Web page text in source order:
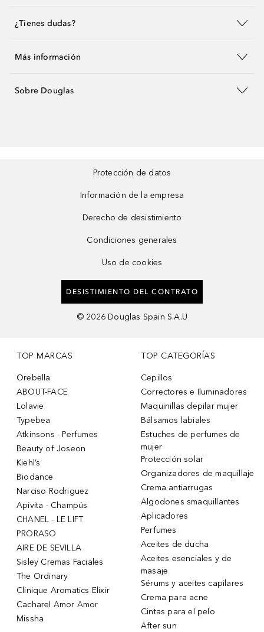
¿Tienes dudas?
Más información
Sobre Douglas
Protección de datos
Información de la empresa
Derecho de desistimiento
Condiciones generales
Uso de cookies
DESISTIMIENTO DEL CONTRATO
© 2026 Douglas Spain S.A.U
TOP MARCAS
Orebella
ABOUT-FACE
Lolavie
Typebea
Atkinsons - Perfumes
Beauty of Joseon
Kiehl’s
Biodance
Narciso Rodriguez
Apivita - Champús
CHANEL - LE LIFT
PRORASO
AIRE DE SEVILLA
Sisley Cremas Faciales
The Ordinary
Clinique Aromatics Elixir
Cacharel Amor Amor
Missha
TOP CATEGORÍAS
Cepillos
Correctores e Iluminadores
Maquinillas depilar mujer
Bálsamos labiales
Estuches de perfumes de
mujer
Protección solar
Organizadores de maquillaje
Crema antiarrugas
Algodones smaquillantes
Aplicadores
Perfumes
Aceites de ducha
Aceites esenciales y de
masaje
Sérums y aceites capilares
Crema para acne
Cintas para el pelo
After sun